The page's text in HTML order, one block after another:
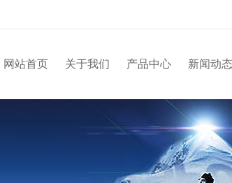
网站首页 关于我们 产品中心 新闻动态